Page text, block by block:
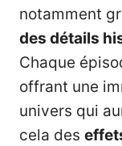
notamment
des détails
Chaque
offrant une
univers qui
cela des